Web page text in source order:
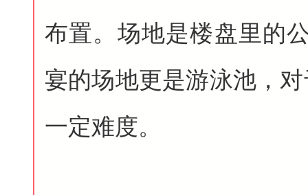
布置。场地是楼盘里的
宴的场地更是游泳池，
一定难度。